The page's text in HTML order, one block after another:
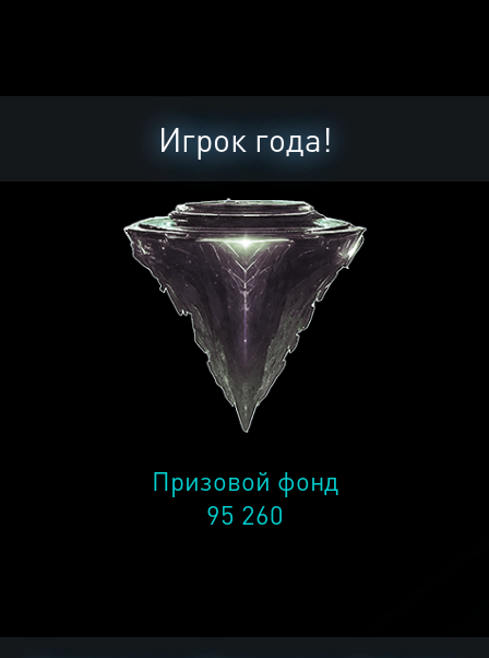
Игрок года!
Призовой фонд
95 260